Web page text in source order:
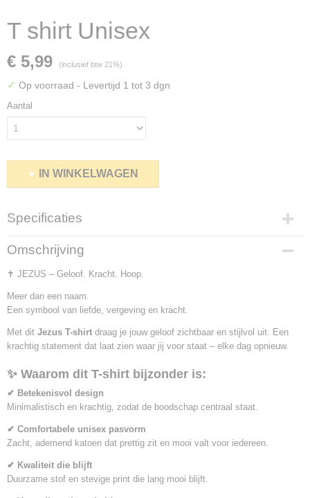
T shirt Unisex
€ 5,99 (inclusief btw 21%)
✓ Op voorraad - Levertijd 1 tot 3 dgn
Aantal
IN WINKELWAGEN
Specificaties
Productcode
132026
Omschrijving
✝️ JEZUS – Geloof. Kracht. Hoop.
Meer dan een naam.
Een symbool van liefde, vergeving en kracht.
Met dit Jezus T-shirt draag je jouw geloof zichtbaar en stijlvol uit. Een
krachtig statement dat laat zien waar jij voor staat – elke dag opnieuw.
✨ Waarom dit T-shirt bijzonder is:
✔ Betekenisvol design
Minimalistisch en krachtig, zodat de boodschap centraal staat.
✔ Comfortabele unisex pasvorm
Zacht, ademend katoen dat prettig zit en mooi valt voor iedereen.
✔ Kwaliteit die blijft
Duurzame stof en stevige print die lang mooi blijft.